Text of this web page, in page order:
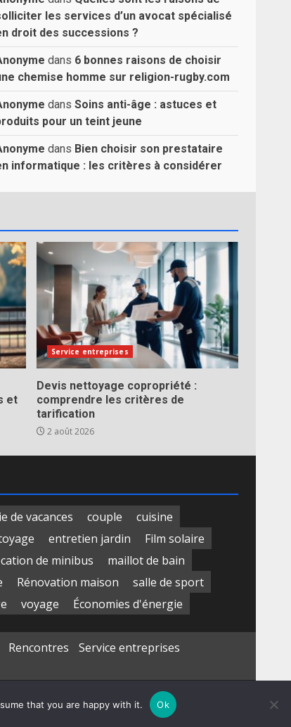
les services d’un avocat spécialisé
droit des successions ?
dans 6 bonnes raisons de choisir
chemise homme sur religion-rugby.com
dansSoins anti-âge : astuces et
pour un teint jeune
dans Bien choisir son prestataire
informatique : les critères à considérer
et
Service entreprises
Devis nettoyage copropriété :
comprendre les critères de
tarification
2 août 2026
de vacances couple
cuisine
entretien jardin
Film solaire
de minibus
maillot de bain
Rénovation maison
salle de sport
voyage Économies d'énergie
Rencontres
Service entreprises
that you are happy with it. Ok